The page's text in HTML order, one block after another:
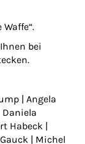
bei
| Angela
Daniela
Habeck |
| Michel